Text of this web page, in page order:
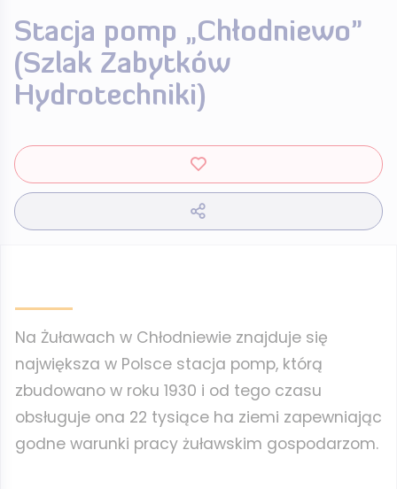
Stacja pomp „Chłodniewo”
(Szlak Zabytków
Hydrotechniki)
Na Żuławach w Chłodniewie znajduje się
największa w Polsce stacja pomp, którą
zbudowano w roku 1930 i od tego czasu
obsługuje ona 22 tysiące ha ziemi zapewniając
godne warunki pracy żuławskim gospodarzom.